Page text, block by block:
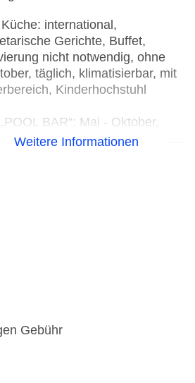
international,
Gerichte, Buffet,
nicht notwendig, ohne
täglich, klimatisierbar, mit
Kinderhochstuhl
BAR“: Mai - Oktober,
Weitere Informationen
Gebühr